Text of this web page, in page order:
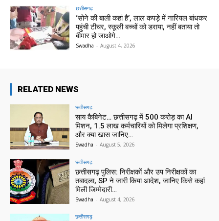
छत्तीसगढ़
‘सोने की बाली कहां है’, लाल कपड़े में नारियल बांधकर
पहुंची टीचर, स्कूली बच्चों को डराया, नहीं बताया तो
बीमार हो जाओगे…
Swadha - August 4, 2026
RELATED NEWS
छत्तीसगढ़
साय कैबिनेट… छत्तीसगढ़ में 500 करोड़ का AI
मिशन, 1.5 लाख कर्मचारियों को मिलेगा प्रशिक्षण,
और क्या खास जानिए…
Swadha - August 5, 2026
छत्तीसगढ़
छत्तीसगढ़ पुलिस: निरीक्षकों और उप निरीक्षकों का
तबादला, SP ने जारी किया आदेश, जानिए किसे कहां
मिली जिम्मेदारी…
Swadha - August 4, 2026
छत्तीसगढ़